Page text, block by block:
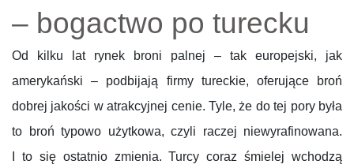
– bogactwo po turecku
Od kilku lat rynek broni palnej – tak europejski, jak
amerykański – podbijają firmy tureckie, oferujące broń
dobrej jakości w atrakcyjnej cenie. Tyle, że do tej pory była
to broń typowo użytkowa, czyli raczej niewyrafinowana.
I to się ostatnio zmienia. Turcy coraz śmielej wchodzą